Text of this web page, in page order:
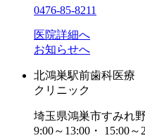
0476-85-8211
医院詳細へ
お知らせへ
北鴻巣駅前歯科医療
クリニック
埼玉県鴻巣市すみれ
9:00～13:00・ 15:00～